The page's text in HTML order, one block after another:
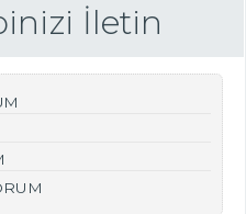
İletin